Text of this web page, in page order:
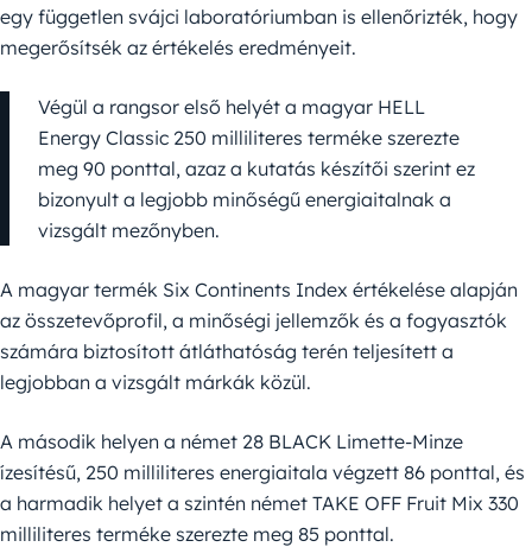
egy független svájci laboratóriumban is ellenőrizték, hogy
megerősítsék az értékelés eredményeit.
Végül a rangsor első helyét a magyar HELL
Energy Classic 250 milliliteres terméke szerezte
meg 90 ponttal, azaz a kutatás készítői szerint ez
bizonyult a legjobb minőségű energiaitalnak a
vizsgált mezőnyben.
A magyar termék Six Continents Index értékelése alapján
az összetevőprofil, a minőségi jellemzők és a fogyasztók
számára biztosított átláthatóság terén teljesített a
legjobban a vizsgált márkák közül.
A második helyen a német 28 BLACK Limette-Minze
ízesítésű, 250 milliliteres energiaitala végzett 86 ponttal, és
a harmadik helyet a szintén német TAKE OFF Fruit Mix 330
milliliteres terméke szerezte meg 85 ponttal.